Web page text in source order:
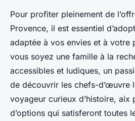
Pour profiter pleinement de
Provence, il est essentiel
adaptée à vos envies et à votre
vous soyez une famille à la
accessibles et ludiques, un
de découvrir les chefs-d’œuvre
voyageur curieux d’histoire, aix
d’options qui satisferont toutes